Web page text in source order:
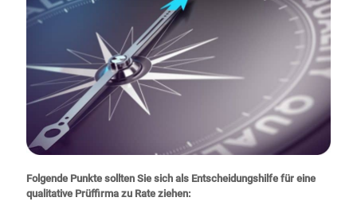
Folgende Punkte sollten Sie sich als Entscheidungshilfe für eine
qualitative Prüffirma zu Rate ziehen: